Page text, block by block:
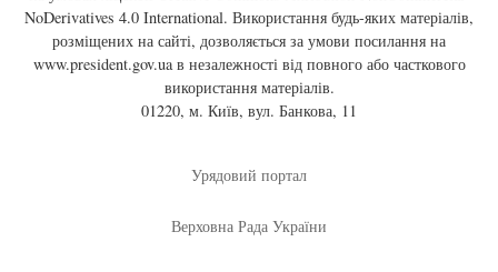
NoDerivatives 4.0 International. Використання будь-яких матеріалів,
розміщених на сайті, дозволяється за умови посилання на
www.president.gov.uaв незалежності від повного або часткового
використання матеріалів.
01220, м. Київ, вул. Банкова, 11
Урядовий портал
Верховна Рада України